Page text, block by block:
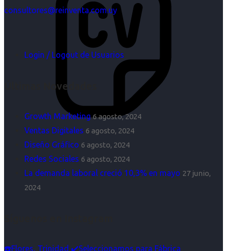
consultores@reinventa.com.uy
Login / Logout de Usuarios
Últimas Novedades
Growth Marketing 6 agosto, 2024
Ventas Digitales 6 agosto, 2024
Diseño Gráfico 6 agosto, 2024
Redes Sociales 6 agosto, 2024
La demanda laboral creció 10,3% en mayo 27 junio,
2024
☎️Flores, Trinidad ✔️Seleccionamos para Fábrica